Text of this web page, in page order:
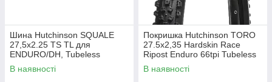
Шина Hutchinson SQUALE
27,5x2.25 TS TL для
ENDURO/DH, Tubeless
Ready, 2.25 дюйма
В наявності
Покришка Hutchinson TORO
27.5х2,35 Hardskin Race
Ripost Enduro 66tpi Tubeless
Ready Складна Black
В наявності